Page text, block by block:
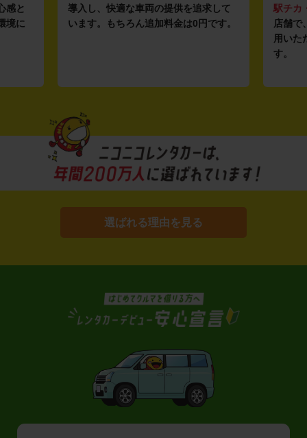
感と
境に
導入し、快適な車両の提供を追求して
います。もちろん追加料金は0円です。
駅チカ
店舗で
用いた
す。
選ばれる理由を見る